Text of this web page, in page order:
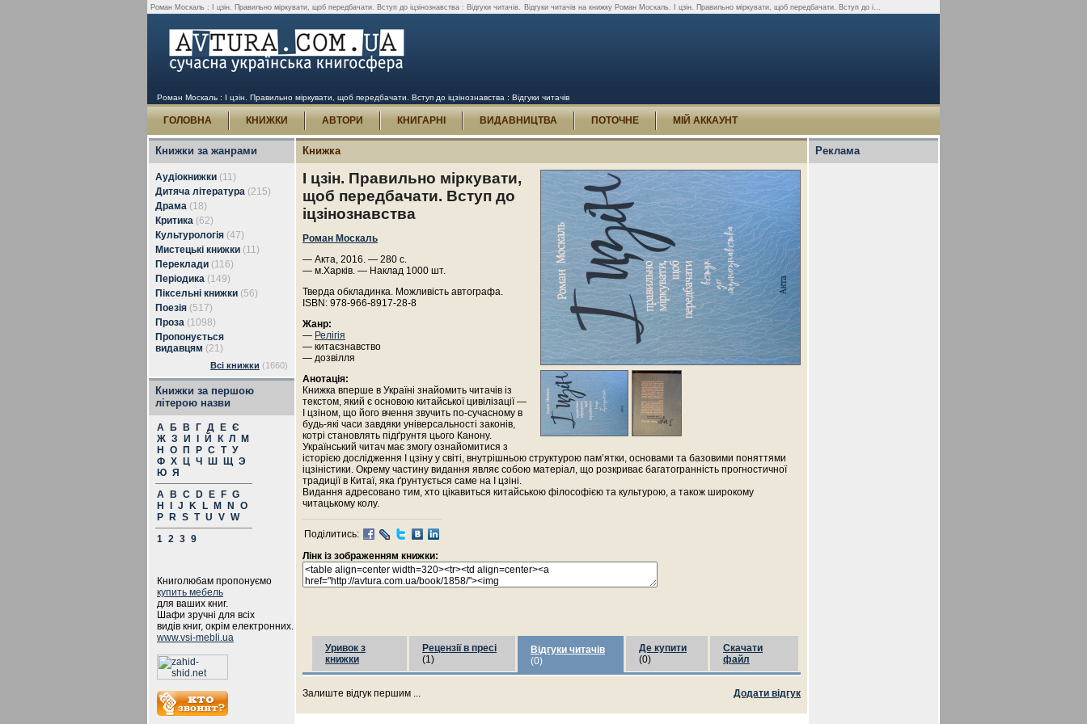
Роман Москаль : І цзін. Правильно міркувати, щоб передбачати. Вступ до іцзінознавства : Відгуки читачів. Відгуки читачів на книжку Роман Москаль. І цзін. Правильно міркувати, щоб передбачати. Вступ до і...
Роман Москаль : І цзін. Правильно міркувати, щоб передбачати. Вступ до іцзінознавства : Відгуки читачів
ГОЛОВНА КНИЖКИ АВТОРИ КНИГАРНІ ВИДАВНИЦТВА ПОТОЧНЕ МІЙ АККАУНТ
Книжки за жанрами
Аудіокнижки (11)
Дитяча література (215)
Драма (18)
Критика (62)
Культурологія (47)
Мистецькі книжки (11)
Переклади (116)
Періодика (149)
Піксельні книжки (56)
Поезія (517)
Проза (1098)
Пропонується
видавцям (21)
Всі книжки (1660)
Книжки за першою
літерою назви
А Б В Г Д Е Є
Ж З И Й К Л
М
Н
О П Р С Т У
Ф Х Ц Ч Ш Щ Э
Ю Я
A
B C D E F G
H
J K L M N
O
P
R S T U V W
1 2 3 9
Книголюбам пропонуємо
купить мебель
для ваших книг.
Шафи зручні для всіх
видів книг, окрім електронних.
www.vsi-mebli.ua
Книжка
І цзін. Правильно міркувати,
щоб передбачати. Вступ до
іцзінознавства
Роман Москаль
— Акта, 2016. — 280 с.
— м.Харків. — Наклад 1000 шт.
Тверда обкладинка. Можливість автографа.
ISBN: 978-966-8917-28-8
Жанр:
— Релігія
— китаєзнавство
— дозвілля
Анотація:
Книжка вперше в Україні знайомить читачів із
текстом, який є основою китайської цивілізації —
І цзіном, що його вчення звучить по-сучасному в
будь-які часи завдяки універсальності законів,
котрі становлять підґрунтя цього Канону.
Український читач має змогу ознайомитися з
історією дослідження І цзіну у світі, внутрішньою структурою пам’ятки, основами та базовими поняттями
іцзіністики. Окрему частину видання являє собою матеріал, що розкриває багатогранність прогностичної
традиції в Китаї, яка ґрунтується саме на І цзіні.
Видання адресовано тим, хто цікавиться китайською філософією та культурою, а також широкому
читацькому колу.
Поділитись:
Лінк із зображенням книжки:
Уривок з
книжки
Рецензії в пресі
(1)
Відгуки читачів
(0)
Де купити
(0)
Скачати
файл
Додати відгук
Залиште відгук першим ...
Реклама